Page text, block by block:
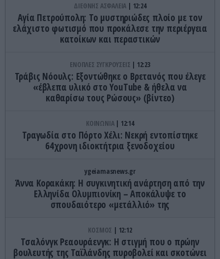
ΔΙΕΘΝΗΣ ΑΣΦΑΛΕΙΑ 12:24
Αγία Πετρούπολη: Το μυστηριώδες πλοίο με τον
ελάχιστο φωτισμό που προκάλεσε την περιέργεια
κατοίκων και περαστικών
ΕΝΟΠΛΕΣ ΣΥΓΚΡΟΥΣΕΙΣ 12:23
Τράβις Νόουλς: Εξοντώθηκε ο Βρετανός που έλεγε
«έβλεπα υλικό στο YouTube & ήθελα να
καθαρίσω τους Ρώσους» (βίντεο)
ΚΟΙΝΩΝΙΑ 12:14
Τραγωδία στο Πόρτο Χέλι: Νεκρή εντοπίστηκε
64χρονη ιδιοκτήτρια ξενοδοχείου
ygeiamasnews.gr
Άννα Κορακάκη: Η συγκινητική ανάρτηση από την
Ελληνίδα Ολυμπιονίκη – Αποκάλυψε το
σπουδαιότερο «μετάλλιό» της
ΚΟΣΜΟΣ 12:12
Τσαλόνγκ Ρεαουράενγκ: Η στιγμή που ο πρώην
βουλευτής της Ταϊλάνδης πυροβολεί και σκοτώνει